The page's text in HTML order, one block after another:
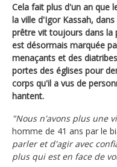
Cela fait plus d'un an que
la ville d'Igor Kassah,
prêtre vit toujours dans la
est désormais marquée
menaçants et des
portes des églises pour
corps qu'il a vus de
hantent.
"Nous n'avons plus une
homme de 41 ans par le
parler et d'agir avec
plus qui est en face de